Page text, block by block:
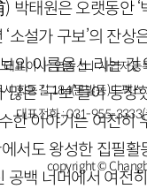
) 박태원은 오랫동안 ‘
소설가 구보’의 잔
의 이름을 노리는
은 ‘구보’들이 등
한 이야기는 여전히
서도 왕성한 집필
공백 너머에서 여전
대표이사 : 염종선ㅣ사업자
시 회동길 184(문발동)ㅣ팩
대표전화 : 031-955-
copyright ©